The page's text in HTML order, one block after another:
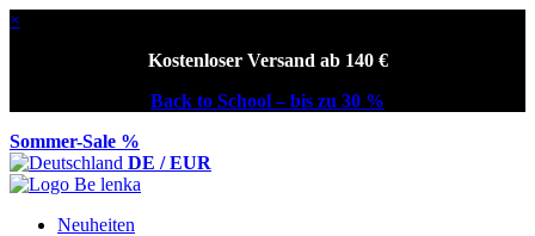
×
Kostenloser Versand ab 140 €
Back to School – bis zu 30 %
Sommer-Sale %
DE / EUR
Neuheiten